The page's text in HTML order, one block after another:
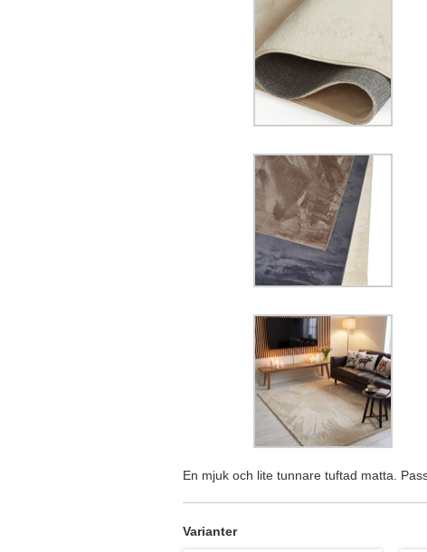
En mjuk och lite tunnare tuftad matta.
Varianter